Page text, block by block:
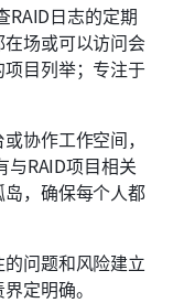
RAID日志的定期
场或可以访问会
目列举；专注于
协作工作空间，
与RAID项目相关
，确保每个人都
问题和风险建立
定明确。